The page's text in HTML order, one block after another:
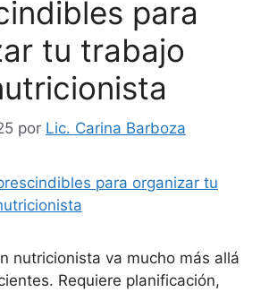
para
tu trabajo
por Lic. Carina Barboza
nutricionista va mucho más allá
Requiere planificación,